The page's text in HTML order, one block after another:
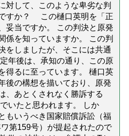
対して、このような卑劣な判
すか？ この樋口英明を「正
妥当ですか。 この判決と原発
係を知っていますか。 この判
をしましたが、そこには共通
年後は、承知の通り、この原
得るに至っています。 樋口英
後の構想を描いており、原発
、あとくされなく勝訴する
いたと思われます。 しか
もいうべき国家賠償訴訟（福
第159号）が提起されたので